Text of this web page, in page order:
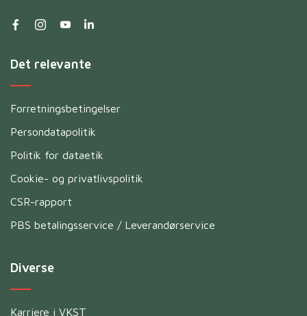
Det relevante
Forretningsbetingelser
Persondatapolitik
Politik for dataetik
Cookie- og privatlivspolitik
CSR-rapport
PBS betalingsservice / Leverandørservice
Diverse
Karriere i VKST